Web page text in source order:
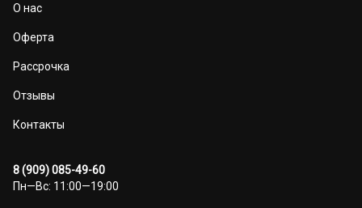
О нас
Оферта
Рассрочка
Отзывы
Контакты
8 (909) 085-49-60
Пн—Вс: 11:00—19:00